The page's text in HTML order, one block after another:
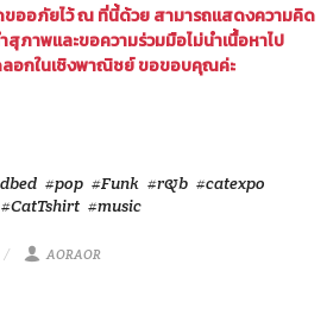
ออภัยไว้ ณ ที่นี้ด้วย สามารถแสดงความคิด
ภาพและขอความร่วมมือไม่นำเนื้อหาไป
อกในเชิงพาณิชย์ ขอขอบคุณค่ะ
#pop #Funk #r&b #catexpo
#CatTshirt #music
AORAOR